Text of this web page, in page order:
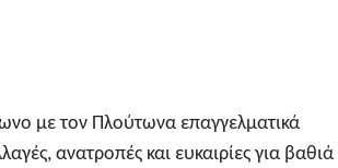
με τον Πλούτωνα επαγγελματικά
ανατροπές και ευκαιρίες για βαθιά